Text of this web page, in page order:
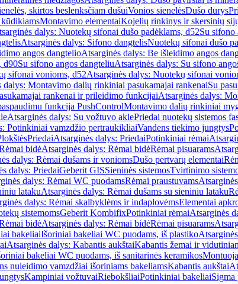
skirtos beslenksčiam dušuiVonios sienelėsDušo durys
Montavimo elementaiKojelių rinkinys ir skersinių
dalys: Nuotekų sifonai dušo padėklams, d52Su sifono
Atsarginės dalys: Sifono dangtelisNuotekų sifonai dušo
angos dangtelioAtsarginės dalys: Be išleidimo angos
d90Su sifono angos dangteliuAtsarginės dalys: Su sifono
sifonai vonioms, d52Atsarginės dalys: Nuotekų sifonai
dalys: Montavimo dalių rinkiniai pasukamajai rankenaiSu
rankenai ir prileidimo funkcijaiAtsarginės dalys:
funkcija PushControlMontavimo dalių rinkiniai
Atsarginės dalys: Su vožtuvo aklePriedai nuotekų sistemos
Potinkiniai vamzdžio pertraukikliaiVandens tiekimo jungtys
PriedaiAtsarginės dalys: PriedaiPotinkiniai rėmai
bidėAtsarginės dalys: Rėmai bidėRėmai pisuarams
dalys: Rėmai dušams ir voniomsDušo pertvarų elementai
dalys: PriedaiGeberit GISSieninės sistemosTvirtinimo
dalys: Rėmai WC puodamsRėmai praustuvams
latakuAtsarginės dalys: Rėmai dušams su sieniniu lataku
dalys: Rėmai skalbyklėms ir indaplovėmsElementai
sistemomsGeberit KombifixPotinkiniai rėmaiAtsarginės
bidėAtsarginės dalys: Rėmai bidėRėmai pisuarams
bakeliaiIšoriniai bakeliai WC puodams, iš plastiko
Atsarginės dalys: Kabantis aukštaiKabantis žemai ir
bakeliai WC puodams, iš sanitarinės keramikos
nuleidimo vamzdžiai išoriniams bakeliamsKabantis aukštai
Kampiniai vožtuvaiRiebokšliaiPotinkiniai bakeliai